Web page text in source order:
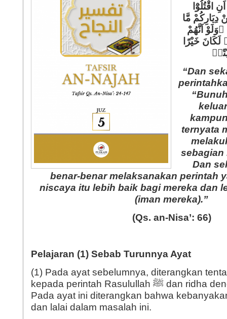
اقْتُلُوْٓا
دِيَارِكُمْ مَّا
ۗوَلَوْ اَنَّهُمْ
خَيْرًا
“Dan
ternyata
sebagian
Dan
benar-benar melaksanakan perintah
niscaya itu lebih baik bagi mereka dan
(iman mereka).”
(Qs. an-Nisa’: 66)
Pelajaran (1) Sebab Turunnya Ayat
(1) Pada ayat sebelumnya, diterangkan
kepada perintah Rasulullah ﷺ dan ridha dengan keputusannya.
Pada ayat ini diterangkan bahwa
dan lalai dalam masalah ini.
Jilbab Menurut Syari'at
Pandangan Prof. DR.
Quraish)
Lihat isinya
Halal dan Haram Dalam Pernikahan
(Edisi I)